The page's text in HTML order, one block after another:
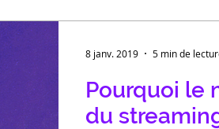
Pourquoi le
du
8 janv. 2019 5 min de